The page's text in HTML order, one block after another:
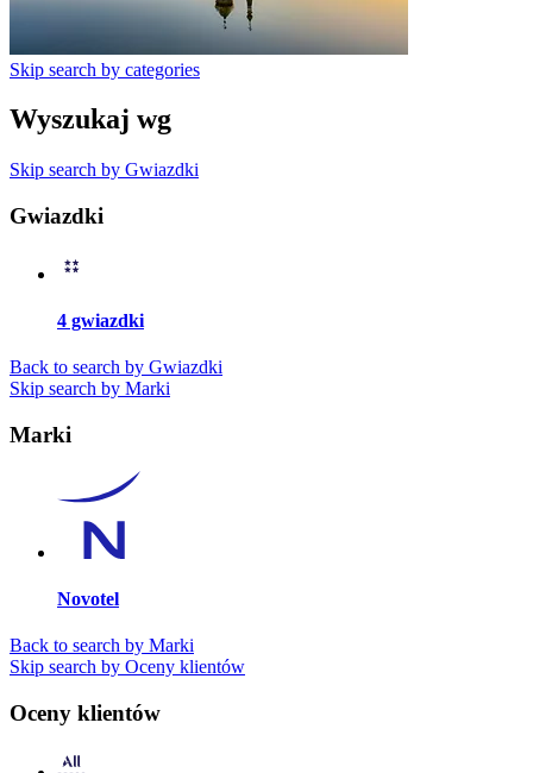
Skip search by categories
Wyszukaj wg
Skip search by Gwiazdki
Gwiazdki
4 gwiazdki
Back to search by Gwiazdki
Skip search by Marki
Marki
Novotel
Back to search by Marki
Skip search by Oceny klientów
Oceny klientów